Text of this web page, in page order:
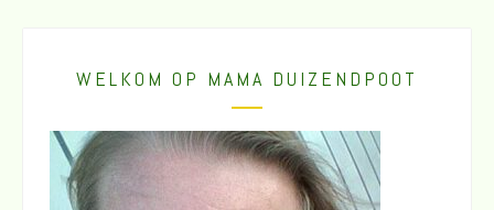
WELKOM OP MAMA DUIZENDPOOT